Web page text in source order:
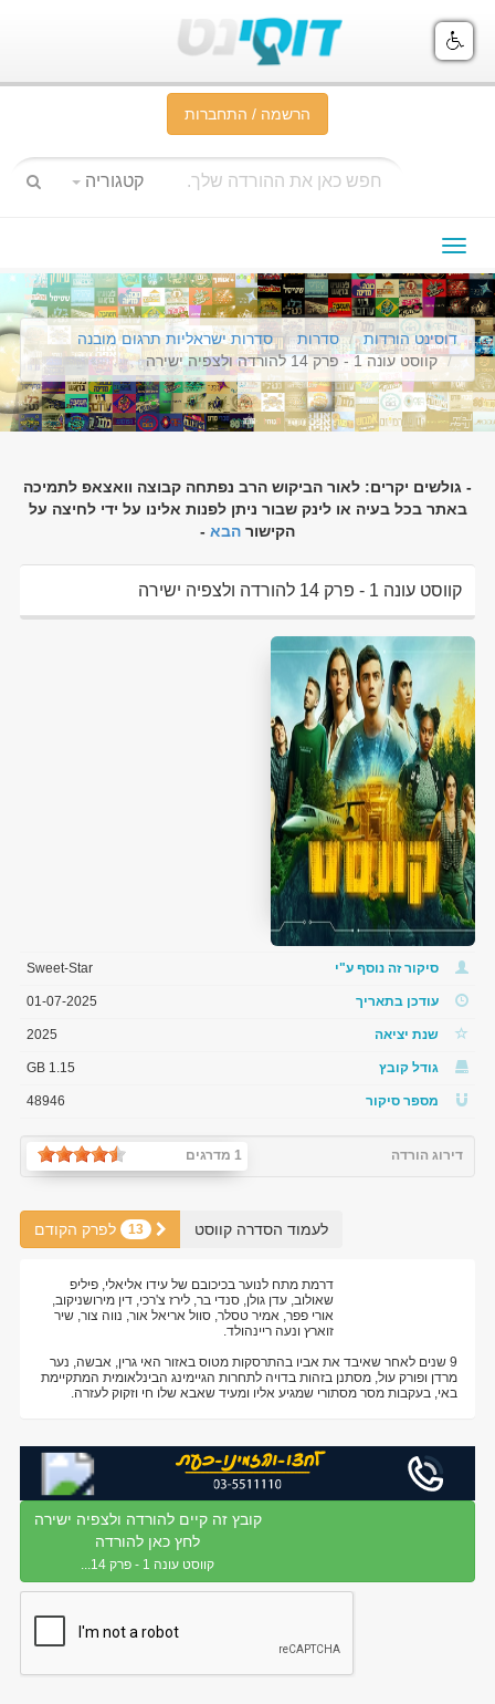
הרשמה / התחברות
קטגוריה
תפריט
ניווט
דוסינט הורדות סדרות
סדרות ישראליות תרגום מובנה
קווסט עונה 1 - פרק 14 להורדה ולצפיה ישירה
- גולשים יקרים: לאור הביקוש הרב נפתחה קבוצה וואצאפ לתמיכה
באתר בכל בעיה או לינק שבור ניתן לפנות אלינו על ידי לחיצה על
הקישור הבא -
קווסט עונה 1 - פרק 14 להורדה ולצפיה ישירה
סיקור זה נוסף ע"י Sweet-Star
עודכן בתאריך 01-07-2025
שנת יציאה 2025
גודל קובץ 1.15 GB
מספר סיקור 48946
1 מדרגים דירוג הורדה
13 לפרק הקודם לעמוד הסדרה קווסט
דרמת מתח לנוער בכיכובם של עידו אליאלי, פיליפ
שאולוב, עדן גולן, סנדי בר, לירז צ'רכי, דין מירושניקוב,
אורי פפר, אמיר טסלר, סוול אריאל אור, נווה צור, שיר
זוארץ ונעה ריינהולד.
9 שנים לאחר שאיבד את אביו בהתרסקות מטוס באזור האי גרין, אבשה, נער
מרדן ופורק עול, מסתנן בזהות בדויה לתחרות הגיימינג הבינלאומית המתקיימת
באי, בעקבות מסר מסתורי שמגיע אליו ומעיד שאבא שלו חי וזקוק לעזרה.
קובץ זה קיים להורדה ולצפיה ישירה
לחץ כאן להורדה
קווסט עונה 1 - פרק 14...